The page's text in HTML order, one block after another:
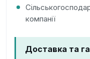
компанії
Доставка та